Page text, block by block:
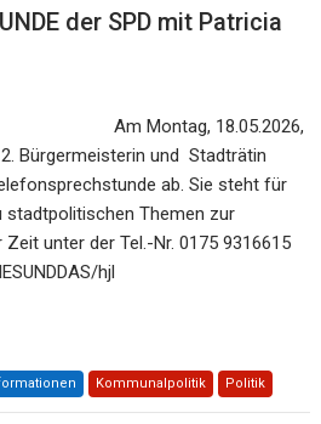
der SPD mit Patricia
Am Montag, 18.05.2026,
Bürgermeisterin und Stadträtin
ab. Sie steht für
stadtpolitischen Themen zur
unter der Tel.-Nr. 0175 9316615
hjl
Kommunalpolitik Politik